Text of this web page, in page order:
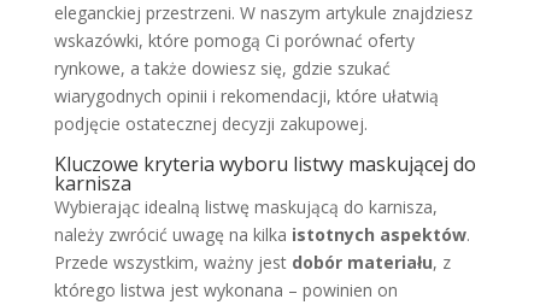
eleganckiej przestrzeni. W naszym artykule znajdziesz
wskazówki, które pomogą Ci porównać oferty
rynkowe, a także dowiesz się, gdzie szukać
wiarygodnych opinii i rekomendacji, które ułatwią
podjęcie ostatecznej decyzji zakupowej.
Kluczowe kryteria wyboru listwy maskującej do
karnisza
Wybierając idealną listwę maskującą do karnisza,
należy zwrócić uwagę na kilka istotnych aspektów.
Przede wszystkim, ważny jest dobór materiału, z
którego listwa jest wykonana – powinien on